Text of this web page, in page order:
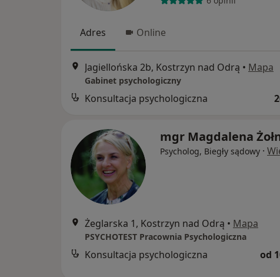
Adres Online
Jagiellońska 2b, Kostrzyn nad Odrą • Mapa
Gabinet psychologiczny
Konsultacja psychologiczna
mgr Magdalena
Psycholog, Biegły sądowy ·
Żeglarska 1, Kostrzyn nad Odrą • Mapa
PSYCHOTEST Pracownia Psychologiczna
Konsultacja psychologiczna od